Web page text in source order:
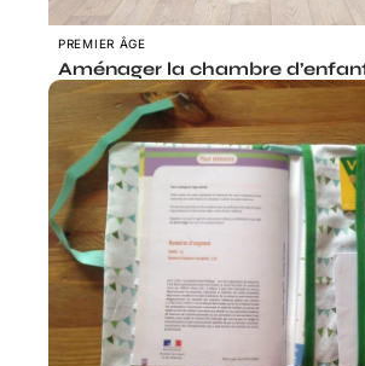
PREMIER ÂGE
Aménager la chambre